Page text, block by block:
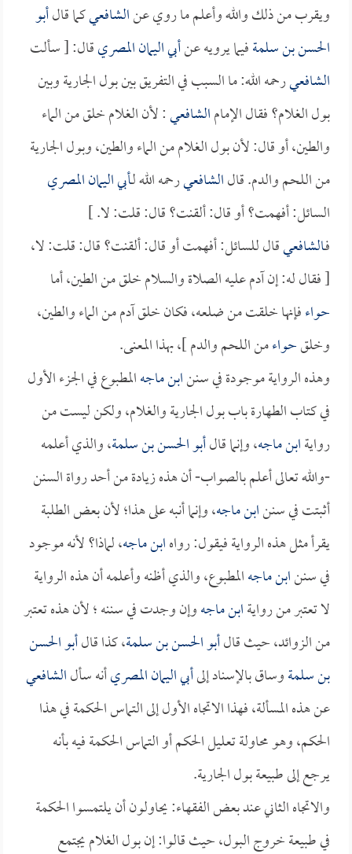
ويقرب من ذلك والله وأعلم ما روي عنالشافعيكما قالأبو
الحسن بن سلمةفيما يرويه عنأبي اليمان المصريقال: [ سألت
الشافعيرحمه الله: ما السبب في التفريق بين بول الجارية وبين
بول الغلام؟ فقال الإمامالشافعي: لأن الغلام خلق من الماء
والطين، أو قال: لأن بول الغلام من الماء والطين، وبول الجارية
من اللحم والدم. قالالشافعيرحمه الله لـأبي اليمان المصري
السائل: أفهمت؟ أو قال: ألقنت؟ قال: قلت: لا. ]
فـالشافعيقال للسائل: أفهمت أو قال: ألقنت؟ قال: قلت: لا،
[ فقال له: إن آدم عليه الصلاة والسلام خلق من الطين، أما
حواءفإنها خلقت من ضلعه، فكان خلق آدم من الماء والطين،
وخلقحواءمن اللحم والدم ]، بهذا المعنى.
وهذه الرواية موجودة في سننابن ماجهالمطبوع في الجزء الأول
في كتاب الطهارة باب بول الجارية والغلام، ولكن ليست من
روايةابن ماجه، وإنما قالأبو الحسن بن سلمة، والذي أعلمه
-والله تعالى أعلم بالصواب- أن هذه زيادة من أحد رواة السنن
أثبتت في سننابن ماجه، وإنما أنبه على هذا؛ لأن بعض الطلبة
يقرأ مثل هذه الرواية فيقول: رواهابن ماجه، لماذا؟ لأنه موجود
في سننابن ماجهالمطبوع، والذي أظنه وأعلمه أن هذه الرواية
لا تعتبر من روايةابن ماجهوإن وجدت في سننه ؛ لأن هذه تعتبر
من الزوائد، حيث قالأبو الحسن بن سلمة، كذا قالأبو الحسن
بن سلمةوساق بالإسناد إلىأبي اليمان المصريأنه سألالشافعي
عن هذه المسألة، فهذا الاتجاه الأول إلى التماس الحكمة في هذا
الحكم، وهو محاولة تعليل الحكم أو التماس الحكمة فيه بأنه
يرجع إلى طبيعة بول الجارية.
والاتجاه الثاني عند بعض الفقهاء: يحاولون أن يلتمسوا الحكمة
في طبيعة خروج البول، حيث قالوا: إن بول الغلام يجتمع